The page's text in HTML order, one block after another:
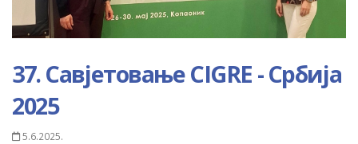
37. Савјетовање CIGRE - Србија
2025
5.6.2025.